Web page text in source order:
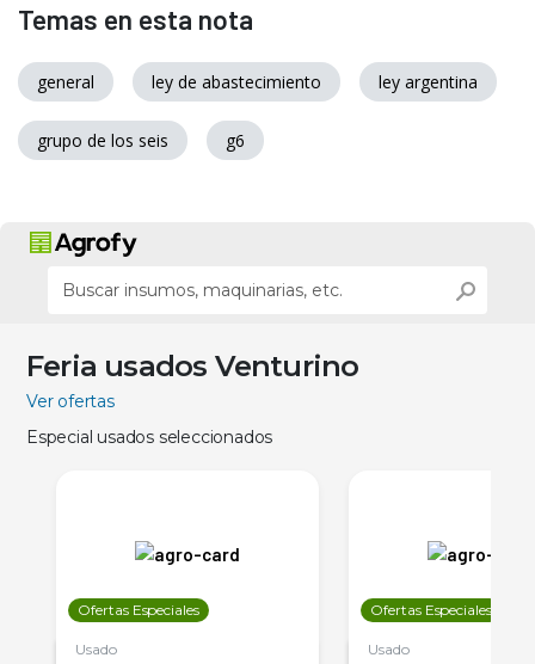
Temas en esta nota
general ley de abastecimiento ley argentina
grupo de los seis g6
Feria usados Venturino
Ver ofertas
Especial usados seleccionados
Ofertas Especiales
Usado
Ofertas Especiales
Usado